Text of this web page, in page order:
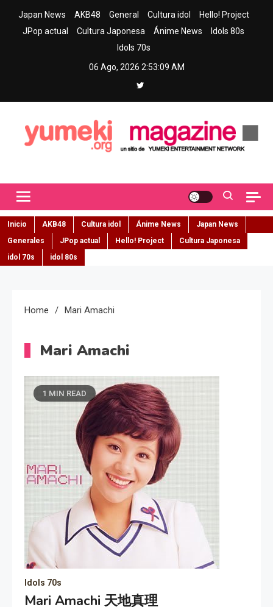
Japan News AKB48 General Cultura idol
Hello! Project
JPop actual
Cultura Japonesa Ánime News
Idols 80s
Idols 70s
06 Ago, 2026 2:53:10 AM
Inicio AKB48 Cultura idol Ánime News
Japan News
Generales
JPop actual Hello! Project
Cultura Japonesa
idol 70s
idol 80s
Home Mari Amachi
Mari Amachi
1 MIN READ
Idols 70s
Mari Amachi 天地真理